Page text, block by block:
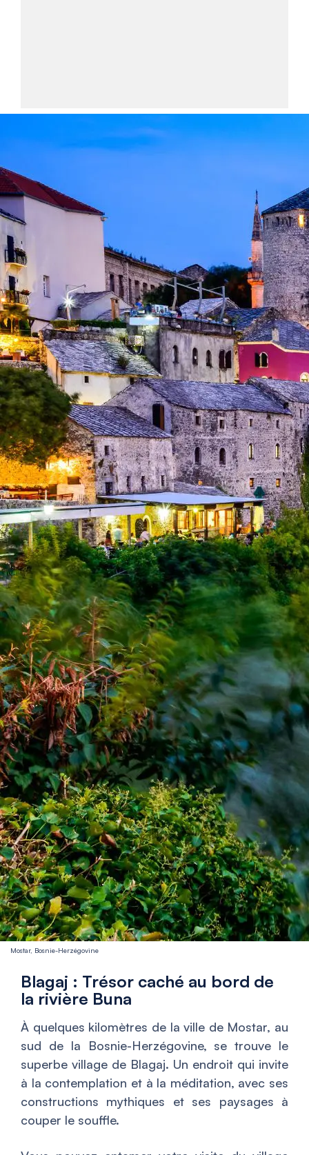
Mostar, Bosnie-Herzégovine
Blagaj : Trésor caché au bord de
la rivière Buna
À quelques kilomètres de la ville de Mostar, au
sud de la Bosnie-Herzégovine, se trouve le
superbe village de Blagaj. Un endroit qui invite
à la contemplation et à la méditation, avec ses
constructions mythiques et ses paysages à
couper le souffle.